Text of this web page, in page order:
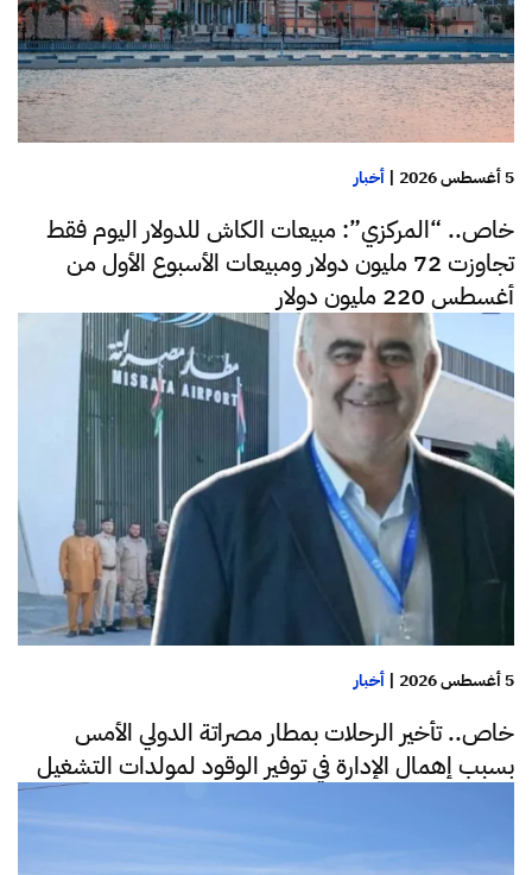
5 أغسطس 2026 | أخبار
خاص.. “المركزي”: مبيعات الكاش للدولار اليوم فقط
تجاوزت 72 مليون دولار ومبيعات الأسبوع الأول من
أغسطس 220 مليون دولار
5 أغسطس 2026 | أخبار
خاص.. تأخير الرحلات بمطار مصراتة الدولي الأمس
بسبب إهمال الإدارة في توفير الوقود لمولدات التشغيل